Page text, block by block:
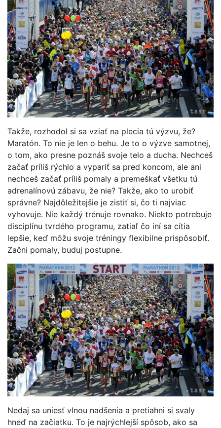
Takže, rozhodol si sa vziať na plecia tú výzvu, že?
Maratón. To nie je len o behu. Je to o výzve samotnej,
o tom, ako presne poznáš svoje telo a ducha. Nechceš
začať príliš rýchlo a vypariť sa pred koncom, ale ani
nechceš začať príliš pomaly a premeškať všetku tú
adrenalínovú zábavu, že nie? Takže, ako to urobiť
správne? Najdôležitejšie je zistiť si, čo ti najviac
vyhovuje. Nie každý trénuje rovnako. Niekto potrebuje
disciplínu tvrdého programu, zatiaľ čo iní sa cítia
lepšie, keď môžu svoje tréningy flexibilne prispôsobiť.
Začni pomaly, buduj postupne.
Nedaj sa uniesť vlnou nadšenia a pretiahni si svaly
hneď na začiatku. To je najrýchlejší spôsob, ako sa